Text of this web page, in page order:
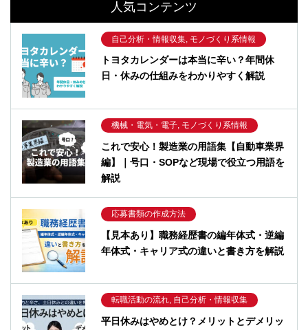
人気コンテンツ
自己分析・情報収集, モノづくり系情報
トヨタカレンダーは本当に辛い？年間休
日・休みの仕組みをわかりやすく解説
機械・電気・電子, モノづくり系情報
これで安心！製造業の用語集【自動車業界
編】｜号口・SOPなど現場で役立つ用語を
解説
応募書類の作成方法
【見本あり】職務経歴書の編年体式・逆編
年体式・キャリア式の違いと書き方を解説
転職活動の流れ, 自己分析・情報収集
平日休みはやめとけ？メリットとデメリッ